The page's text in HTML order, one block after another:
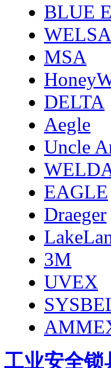
BLUE
MSA
DELTA
Aegle
Uncle
EAGLE
Draeger
3M
UVEX
工业安全锁